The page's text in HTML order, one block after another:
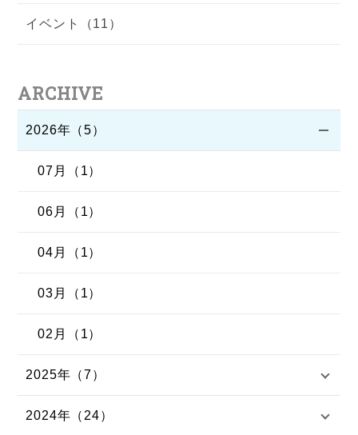
イベント（11）
ARCHIVE
2026年（5）
07月（1）
06月（1）
04月（1）
03月（1）
02月（1）
2025年（7）
2024年（24）